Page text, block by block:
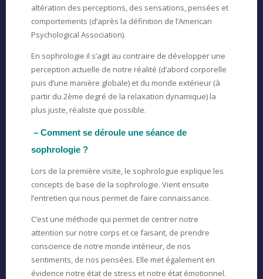
altération des perceptions, des sensations, pensées et
comportements (d’après la définition de l’American
Psychological Association).
En sophrologie il s’agit au contraire de développer une
perception actuelle de notre réalité (d’abord corporelle
puis d’une manière globale) et du monde extérieur (à
partir du 2ème degré de la relaxation dynamique) la
plus juste, réaliste que possible.
– Comment se déroule une séance de
sophrologie ?
Lors de la première visite, le sophrologue explique les
concepts de base de la sophrologie. Vient ensuite
l’entretien qui nous permet de faire connaissance.
C’est une méthode qui permet de centrer notre
attention sur notre corps et ce faisant, de prendre
conscience de notre monde intérieur, de nos
sentiments, de nos pensées. Elle met également en
évidence notre état de stress et notre état émotionnel.